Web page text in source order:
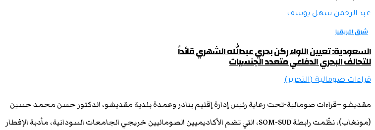
عبد الرحمن سهل يوسف
شرق افريقيا
السعودية: تعيين اللواء ركن بحري عبدالله الشهري قائداً
للتحالف البحري الدفاعي متعدد الجنسيات
قراءات صومالية (التحرير)
مقديشو –قراءات صومالية-تحت رعاية رئيس إدارة إقليم بنادر وعمدة بلدية مقديشو، الدكتور حسن محمد حسين
(مونغاب)، نظّمت رابطة SOM-SUD، التي تضم الأكاديميين الصوماليين خريجي الجامعات السودانية، مأدبة الإفطار